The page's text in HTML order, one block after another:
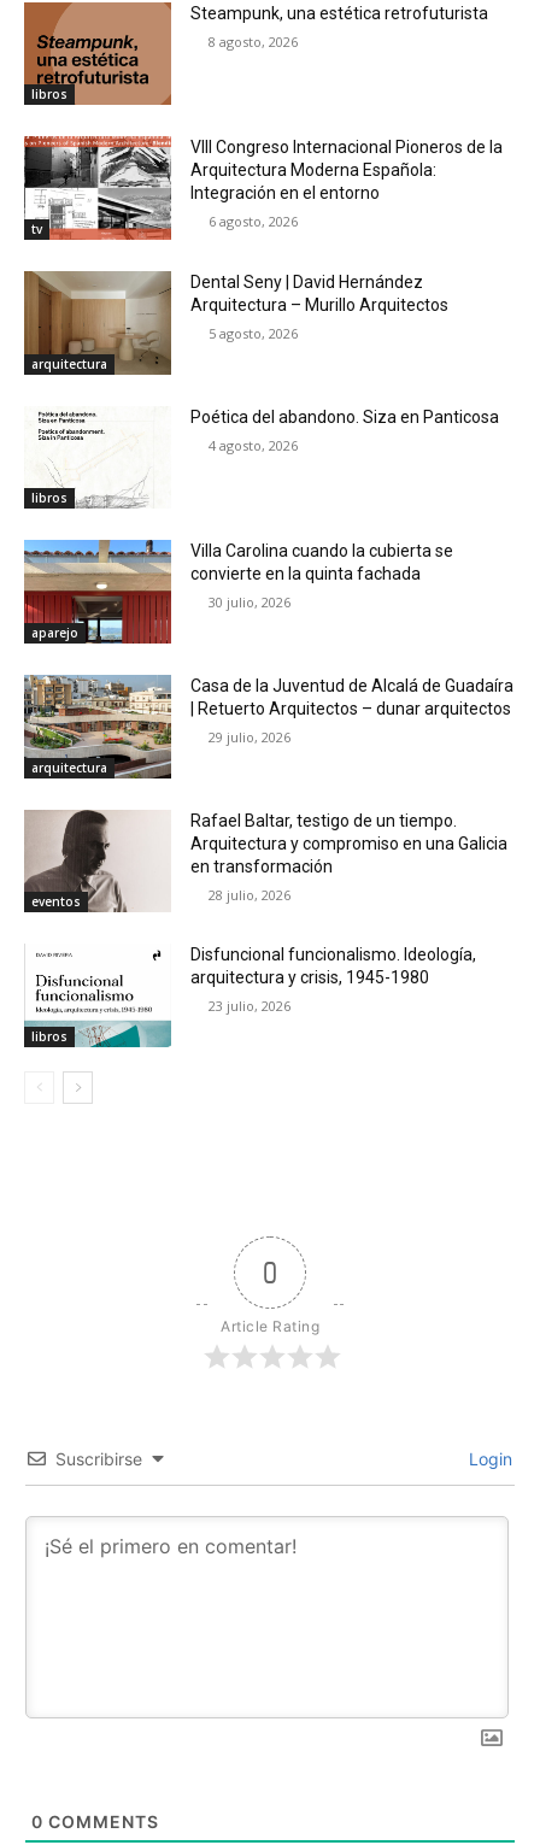
libros
Steampunk, una estética retrofuturista
8 agosto, 2026
tv
VIII Congreso Internacional Pioneros de la
Arquitectura Moderna Española:
Integración en el entorno
6 agosto, 2026
arquitectura
Dental Seny | David Hernández
Arquitectura – Murillo Arquitectos
5 agosto, 2026
libros
Poética del abandono. Siza en Panticosa
4 agosto, 2026
aparejo
Villa Carolina cuando la cubierta se
convierte en la quinta fachada
30 julio, 2026
arquitectura
Casa de la Juventud de Alcalá de Guadaíra
| Retuerto Arquitectos – dunar arquitectos
29 julio, 2026
eventos
Rafael Baltar, testigo de un tiempo.
Arquitectura y compromiso en una Galicia
en transformación
28 julio, 2026
libros
Disfuncional funcionalismo. Ideología,
arquitectura y crisis, 1945-1980
23 julio, 2026
0
Article Rating
Suscribirse Login
0 COMMENTS